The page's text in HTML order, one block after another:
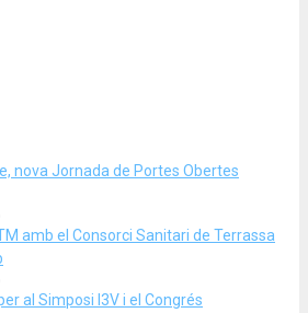
nova Jornada de Portes Obertes
amb el Consorci Sanitari de Terrassa
al Simposi I3V i el Congrés